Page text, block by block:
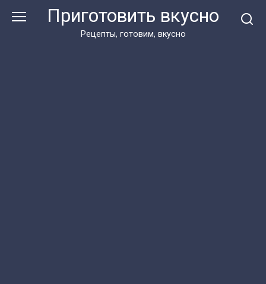
Приготовить вкусно
Рецепты, готовим, вкусно